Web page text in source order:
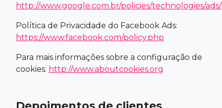
http://www.google.com.br/policies/technologies/ads/
Política de Privacidade do Facebook Ads:
https://www.facebook.com/policy.php
Para mais informações sobre a configuração de
cookies: http://www.aboutcookies.org